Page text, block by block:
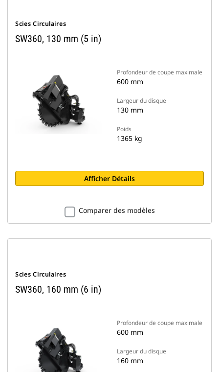
Scies Circulaires
SW360, 130 mm (5 in)
Profondeur de coupe maximale
600 mm
Largeur du disque
130 mm
Poids
1365 kg
Afficher Détails
Comparer des modèles
Scies Circulaires
SW360, 160 mm (6 in)
Profondeur de coupe maximale
600 mm
Largeur du disque
160 mm